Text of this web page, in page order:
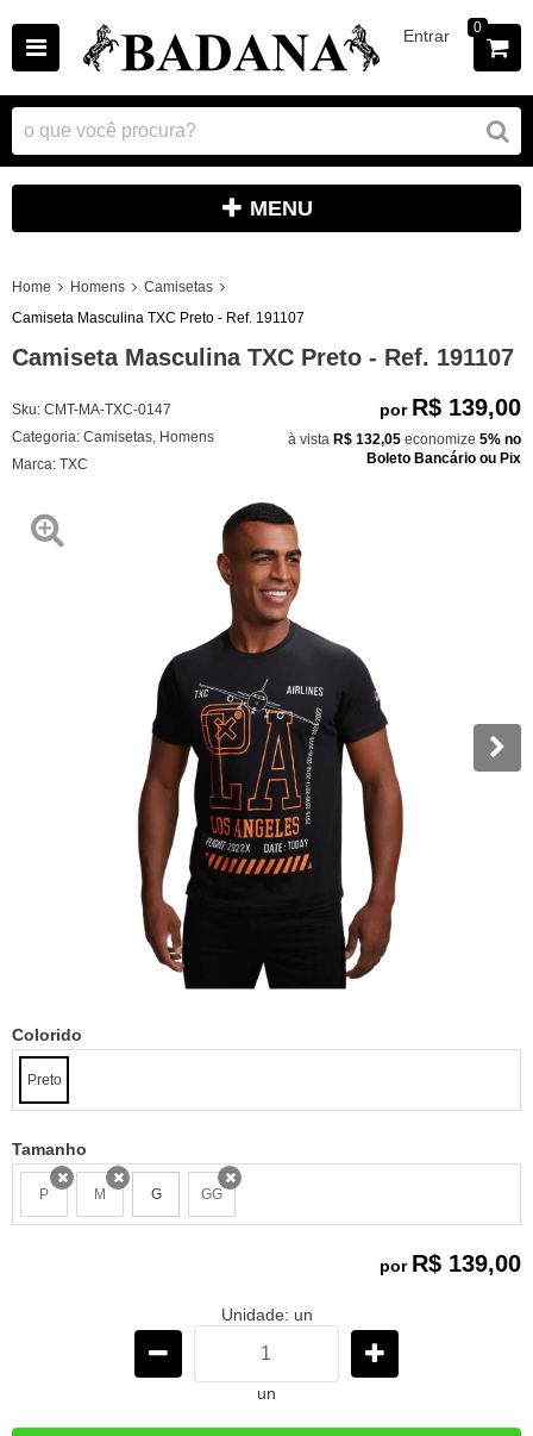
Entrar 0
MENU
Home Homens
Camisetas
Camiseta Masculina TXC Preto - Ref. 191107
Camiseta Masculina TXC Preto - Ref. 191107
Sku: CMT-MA-TXC-0147
Categoria: Camisetas Homens
Marca: TXC
por R$ 139,00
à vista R$ 132,05 economize 5% no
Boleto Bancário ou Pix
Colorido
Preto
Tamanho
P M G GGx
por R$ 139,00
Unidade: un
un